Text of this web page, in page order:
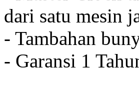
dari satu mesin
- Tambahan
- Garansi 1